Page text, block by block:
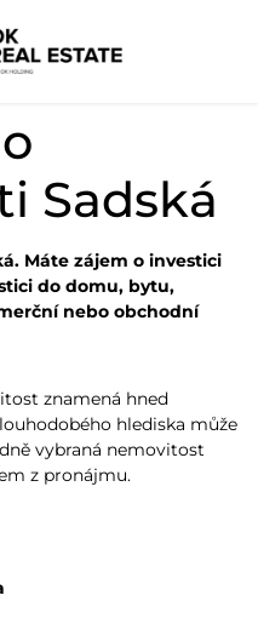
Sadská
Máte zájem o investici
do domu, bytu,
nebo obchodní
znamená hned
hlediska může
vybraná nemovitost
z pronájmu.